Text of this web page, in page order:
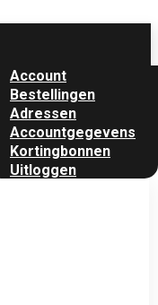
Account
Bestellingen
Adressen
Accountgegevens
Kortingbonnen
Uitloggen